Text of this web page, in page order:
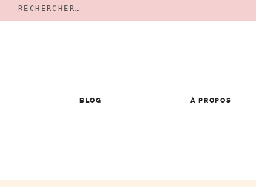
Rechercher :
BLOG À PROPOS